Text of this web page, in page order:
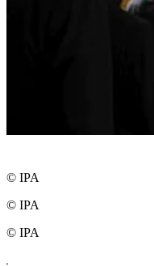
© IPA
© IPA
© IPA